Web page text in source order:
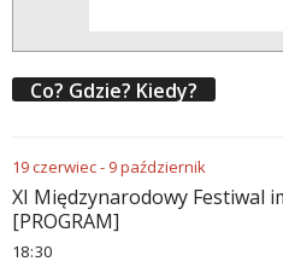
Co? Gdzie? Kiedy?
19czerwiec- 9październik
XI Międzynarodowy Festiwal
[PROGRAM]
18:30